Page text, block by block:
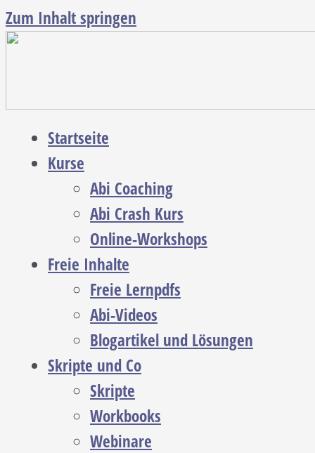
Zum Inhalt springen
Startseite
Kurse
Abi Coaching
Abi Crash Kurs
Online-Workshops
Freie Inhalte
Freie Lernpdfs
Abi-Videos
Blogartikel und Lösungen
Skripte und Co
Skripte
Workbooks
Webinare